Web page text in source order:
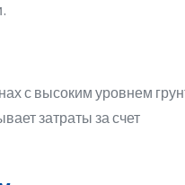
с высоким уровнем
затраты за счет